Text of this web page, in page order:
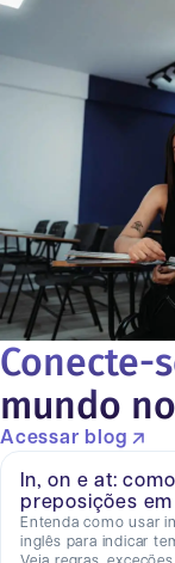
Conecte-
mundo
Acessar blog
In, on e at:
preposições em
Entenda como usar
inglês para indicar